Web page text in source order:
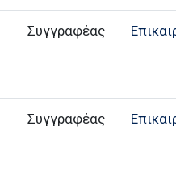
Συγγραφέας
Συγγραφέας